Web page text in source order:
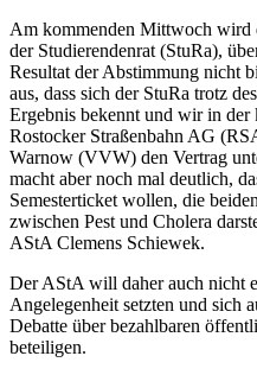
Am kommenden Mittwoch wird
der Studierendenrat (StuRa),
Resultat der Abstimmung nicht
aus, dass sich der StuRa trotz
Ergebnis bekennt und wir in der
Rostocker Straßenbahn AG
Warnow (VVW) den Vertrag
macht aber noch mal deutlich,
Semesterticket wollen, die
zwischen Pest und Cholera
AStA Clemens Schiewek.
Der AStA will daher auch nicht
Angelegenheit setzten und sich
Debatte über bezahlbaren
beteiligen.